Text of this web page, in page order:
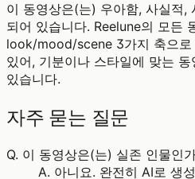
이 동영상은(는) 우아함, 사실적,
되어 있습니다. Reelune의 모든
look/mood/scene 3가지 축으로
있어, 기분이나 스타일에 맞는
있습니다.
자주 묻는 질문
Q. 이 동영상은(는) 실존 인물인
A. 아니요. 완전히 AI로 생